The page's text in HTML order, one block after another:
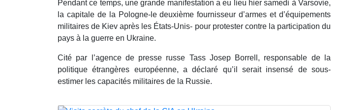
Pendant ce temps, une grande manifestation a eu lieu hier samedi à Varsovie,
la capitale de la Pologne-le deuxième fournisseur d’armes et d’équipements
militaires de Kiev après les États-Unis- pour protester contre la participation du
pays à la guerre en Ukraine.
Cité par l’agence de presse russe Tass Josep Borrell, responsable de la
politique étrangères européenne, a déclaré qu’il serait insensé de sous-
estimer les capacités militaires de la Russie.